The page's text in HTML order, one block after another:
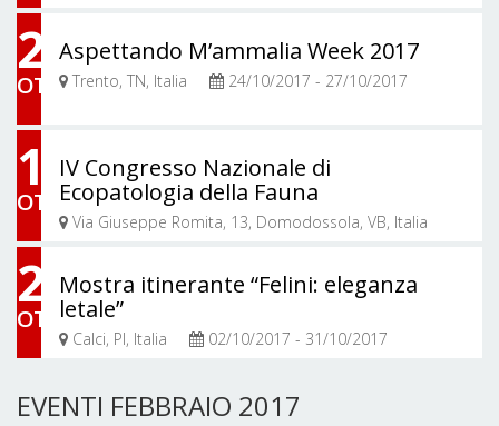
24
OTT
Aspettando M’ammalia Week 2017
Trento, TN, Italia 24/10/2017 - 27/10/2017
11
OTT
IV Congresso Nazionale di
Ecopatologia della Fauna
Via Giuseppe Romita, 13, Domodossola, VB, Italia
2
OTT
Mostra itinerante “Felini: eleganza
letale”
Calci, PI, Italia 02/10/2017 - 31/10/2017
EVENTI FEBBRAIO 2017